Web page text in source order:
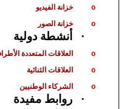
o خزانة الفيديو
o خزانة الصور
· أنشطة دولية
o العلاقات المتعددة
o العلاقات الثنائية
o الشركاء الوطنيين
· روابط مفيدة